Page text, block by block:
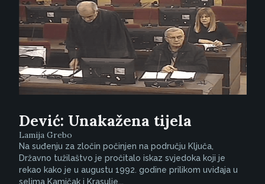
Dević: Unakažena tijela
Lamija Grebo
Na suđenju za zločin počinjen na području Ključa,
Državno tužilaštvo je pročitalo iskaz svjedoka koji je
rekao kako je u augustu 1992. godine prilikom uviđaja u
selima Kamičak i Krasulje...